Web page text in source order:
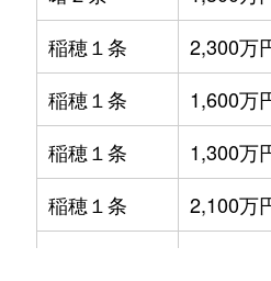
稲穂１条
2,300万
稲穂１条
1,600万
稲穂１条
1,300万
稲穂１条
2,100万